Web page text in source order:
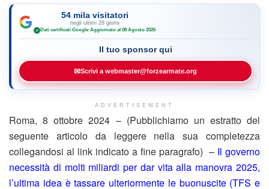
54 mila visitatori
negli ultimi 28 giorni
✓ Dati certificati Google·Aggiornato al 08 Agosto 2026
Il tuo sponsor qui
✉Scrivi a webmaster@forzearmate.org
ADVERTISEMENT
Roma, 8 ottobre 2024 – (Pubblichiamo un estratto del
seguente articolo da leggere nella sua completezza
collegandosi al link indicato a fine paragrafo) – Il governo
necessità di molti miliardi per dar vita alla manovra 2025,
l’ultima idea è tassare ulteriormente le buonuscite (TFS e